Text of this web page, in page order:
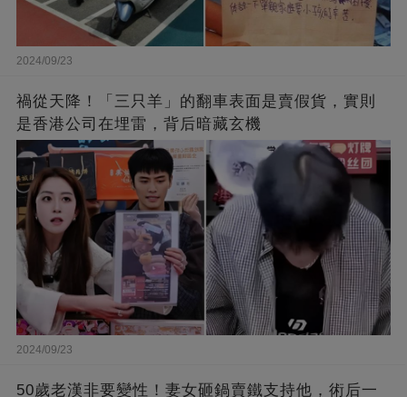
2024/09/23
禍從天降！「三只羊」的翻車表面是賣假貨，實則
是香港公司在埋雷，背后暗藏玄機
2024/09/23
50歲老漢非要變性！妻女砸鍋賣鐵支持他，術后一